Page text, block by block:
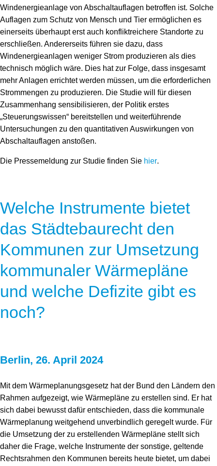
Windenergieanlage von Abschaltauflagen betroffen ist. Solche
Auflagen zum Schutz von Mensch und Tier ermöglichen es
einerseits überhaupt erst auch konfliktreichere Standorte zu
erschließen. Andererseits führen sie dazu, dass
Windenergieanlagen weniger Strom produzieren als dies
technisch möglich wäre. Dies hat zur Folge, dass insgesamt
mehr Anlagen errichtet werden müssen, um die erforderlichen
Strommengen zu produzieren. Die Studie will für diesen
Zusammenhang sensibilisieren, der Politik erstes
„Steuerungswissen“ bereitstellen und weiterführende
Untersuchungen zu den quantitativen Auswirkungen von
Abschaltauflagen anstoßen.
Die Pressemeldung zur Studie finden Sie hier.
Welche Instrumente bietet
das Städtebaurecht den
Kommunen zur Umsetzung
kommunaler Wärmepläne
und welche Defizite gibt es
noch?
Berlin, 26. April 2024
Mit dem Wärmeplanungsgesetz hat der Bund den Ländern den
Rahmen aufgezeigt, wie Wärmepläne zu erstellen sind. Er hat
sich dabei bewusst dafür entschieden, dass die kommunale
Wärmeplanung weitgehend unverbindlich geregelt wurde. Für
die Umsetzung der zu erstellenden Wärmepläne stellt sich
daher die Frage, welche Instrumente der sonstige, geltende
Rechtsrahmen den Kommunen bereits heute bietet, um dabei